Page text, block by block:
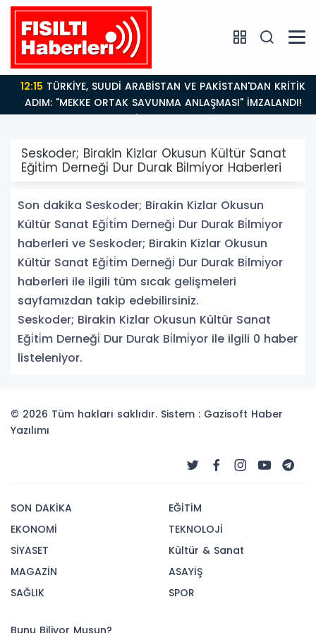
12:15TÜRKİYE, SUUDİ ARABİSTAN VE PAKİSTAN'DAN KRİTİK
ADIM: "MEKKE ORTAK SAVUNMA ANLAŞMASI" İMZALANDI!
Seskoder; Birakin Kizlar Okusun Kültür Sanat
Eği̇ti̇m Derneği̇ Dur Durak Bi̇lmi̇yor Haberleri
Son dakika Seskoder; Birakin Kizlar Okusun
Kültür Sanat Eği̇ti̇m Derneği̇ Dur Durak Bi̇lmi̇yor
haberleri ve Seskoder; Birakin Kizlar Okusun
Kültür Sanat Eği̇ti̇m Derneği̇ Dur Durak Bi̇lmi̇yor
haberleri ile ilgili tüm sıcak gelişmeleri
sayfamızdan takip edebilirsiniz.
Seskoder; Birakin Kizlar Okusun Kültür Sanat
Eği̇ti̇m Derneği̇ Dur Durak Bi̇lmi̇yor ile ilgili 0 haber
listeleniyor.
© 2026 Tüm hakları saklıdır. Sistem : Gazisoft Haber
Yazılımı
SON DAKİKA
EKONOMİ
SİYASET
MAGAZİN
SAĞLIK
EĞİTİM
TEKNOLOJİ
Kültür & Sanat
ASAYİŞ
SPOR
Bunu Biliyor Musun?